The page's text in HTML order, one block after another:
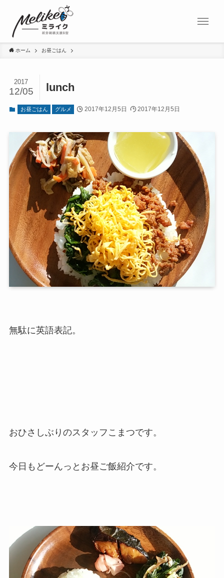
ホーム お昼ごはん
lunch
2017
12/05
お昼ごはん グルメ 2017年12月5日 2017年12月5日
無駄に英語表記。
おひさしぶりのスタッフこまつです。
今日もどーんっとお昼ご飯紹介です。